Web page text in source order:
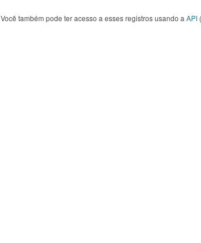
Você também pode ter acesso a esses registros usando a API